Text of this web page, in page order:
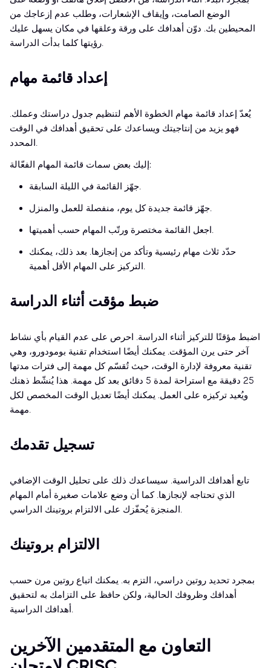
الوضع الصامت، وإيقاف الإشعارات، وطلب عدم إزعاجك من
المحيطين بك. دوّن أهدافك على ورقة وعلقها في مكان يسهل عليك
رؤيتها كلما بدأت الدراسة.
إعداد قائمة مهام
يُعدّ إعداد قائمة مهام الخطوة الأهم لتنظيم جدول دراستك وعملك.
فهو يزيد من إنتاجيتك ويساعدك على تحقيق أهدافك في الوقت
المحدد.
إليك بعض سمات قائمة المهام الفعّالة:
جهّز القائمة في الليلة السابقة.
جهّز قائمة جديدة كل يوم، منفصلة للعمل والمنزل.
اجعل القائمة مختصرة ورتّب المهام حسب أهميتها.
حدّد ثلاث مهام رئيسية وتأكد من إنجازها. بعد ذلك، يمكنك
التركيز على المهام الأقل أهمية.
ضبط مؤقت أثناء الدراسة
اضبط مؤقتًا للتركيز أثناء الدراسة. احرص على عدم القيام بأي نشاط
آخر حتى يرن المؤقت. يمكنك أيضًا استخدام تقنية بومودورو، وهي
تقنية معروفة لإدارة الوقت، حيث تُقسّم كل مهمة إلى فترات مدتها
25 دقيقة مع استراحة لمدة 5 دقائق بعد كل مهمة. هذا يُنشّط ذهنك
ويُعيد تركيزه على العمل. يمكنك أيضًا تعديل الوقت المخصص لكل
مهمة.
تسجيل تقدمك
تابع أهدافك الدراسية. سيساعدك ذلك على تحليل الوقت الإضافي
الذي تحتاجه لإنجازها. كما أن وضع علامات صغيرة أمام المهام
المنجزة يُحفّزك على الالتزام بروتينك الدراسي.
الالتزام بروتينك
بمجرد تحديد روتين دراسي، التزم به. يمكنك اتباع روتين مرن حسب
أهدافك وظروفك الحالية، ولكن حافظ على التزامك به لتحقيق
أهدافك الدراسية.
التعاون مع المتقدمين الآخرين